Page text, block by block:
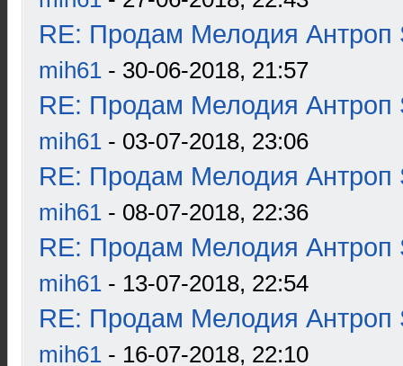
RE: Продам Мелодия Антроп
mih61 - 30-06-2018, 21:57
RE: Продам Мелодия Антроп
mih61 - 03-07-2018, 23:06
RE: Продам Мелодия Антроп
mih61 - 08-07-2018, 22:36
RE: Продам Мелодия Антроп
mih61 - 13-07-2018, 22:54
RE: Продам Мелодия Антроп
mih61 - 16-07-2018, 22:10